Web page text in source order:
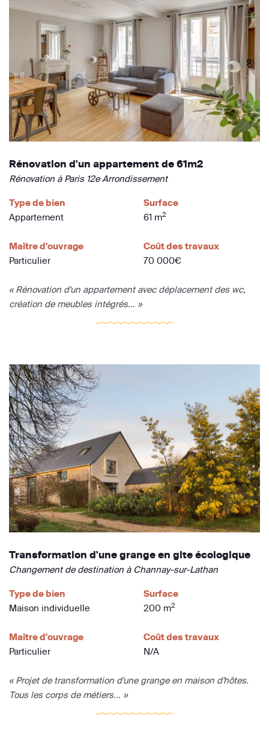
Rénovation d'un appartement de 61m2
Rénovation à Paris 12e Arrondissement
Type de bien
Appartement
Surface
61 m2
Maître d'ouvrage
Particulier
Coût des travaux
70 000€
« Rénovation d'un appartement avec déplacement des wc,
création de meubles intégrés... »
Transformation d'une grange en gite écologique
Changement de destination à Channay-sur-Lathan
Type de bien
Maison individuelle
Surface
200 m2
Maître d'ouvrage
Particulier
Coût des travaux
N/A
« Projet de transformation d'une grange en maison d'hôtes.
Tous les corps de métiers... »